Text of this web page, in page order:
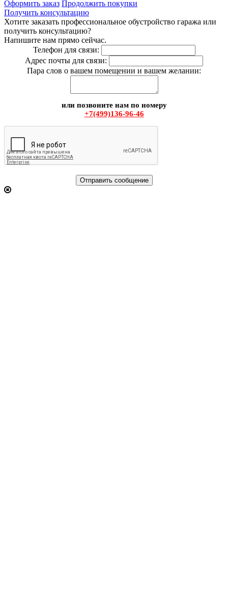
Оформить заказ Продолжить покупки
Получить консультацию
Хотите заказать профессиональное обустройство гаража или
получить консультацию?
Напишите нам прямо сейчас.
Телефон для связи:
Адрес почты для связи:
Пара слов о вашем помещении и вашем желании:
или позвоните нам по номеру
+7(499)136-96-46